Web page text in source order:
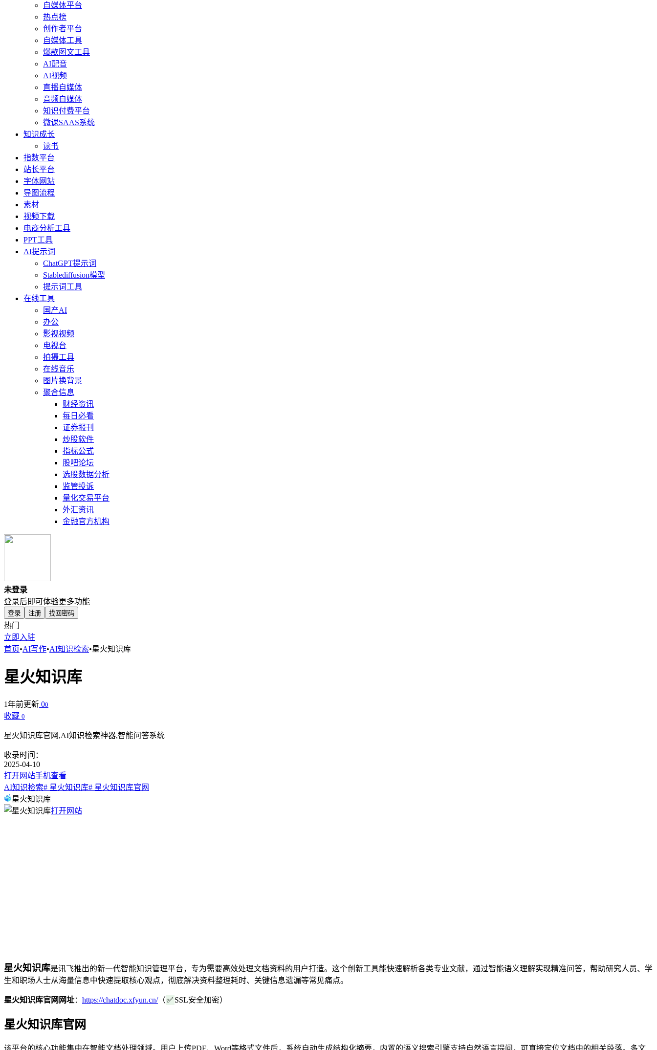
自媒体平台
热点榜
创作者平台
自媒体工具
爆款图文工具
AI配音
AI视频
直播自媒体
音频自媒体
知识付费平台
微课SAAS系统
知识成长
读书
指数平台
站长平台
字体网站
导图流程
素材
视频下载
电商分析工具
PPT工具
AI提示词
ChatGPT提示词
Stablediffusion模型
提示词工具
在线工具
国产AI
办公
影视视频
电视台
拍摄工具
在线音乐
图片换背景
聚合信息
财经资讯
每日必看
证券报刊
炒股软件
指标公式
股吧论坛
选股数据分析
监管投诉
量化交易平台
外汇资讯
金融官方机构
未登录
登录后即可体验更多功能
登录 注册 找回密码
热门
立即入驻
首页•AI写作•AI知识检索•星火知识库
星火知识库
1年前更新 00
收藏 0
星火知识库官网,AI知识检索神器,智能问答系统
收录时间：
2025-04-10
打开网站手机查看
AI知识检索# 星火知识库# 星火知识库官网
星火知识库
打开网站
星火知识库是讯飞推出的新一代智能知识管理平台，专为需要高效处理文档资料的用户打造。这个创新工具能快速解析各类专业文献，通过智能语义理解实现精准问答，帮助研究人员、学
生和职场人士从海量信息中快速提取核心观点，彻底解决资料整理耗时、关键信息遗漏等常见痛点。
星火知识库官网网址： https://chatdoc.xfyun.cn/（✅ SSL安全加密）
星火知识库官网
该平台的核心功能集中在智能文档处理领域。用户上传PDF、Word等格式文件后，系统自动生成结构化摘要，内置的语义搜索引擎支持自然语言提问，可直接定位文档中的相关段落。多文